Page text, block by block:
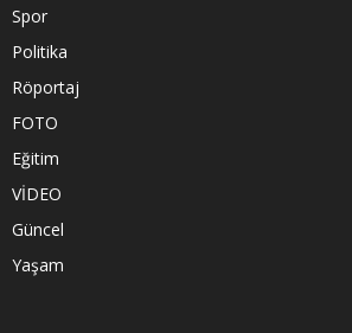
Spor
Politika
Röportaj
FOTO
Eğitim
VİDEO
Güncel
Yaşam